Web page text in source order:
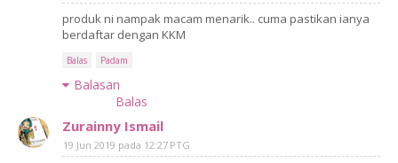
produk ni nampak macam menarik.. cuma pastikan ianya
berdaftar dengan KKM
Balas Padam
Balasan
Balas
Zurainny Ismail
19 Jun 2019 pada 12:27 PTG